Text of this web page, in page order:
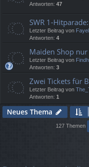
Antworten: 47
SWR 1-
Letzter Beitrag von
Antworten: 4
Maiden Shop
Letzter Beitrag von
Antworten: 3
Zwei Tickets für
Letzter Beitrag von
Antworten: 1
Neues Thema
127 Themen